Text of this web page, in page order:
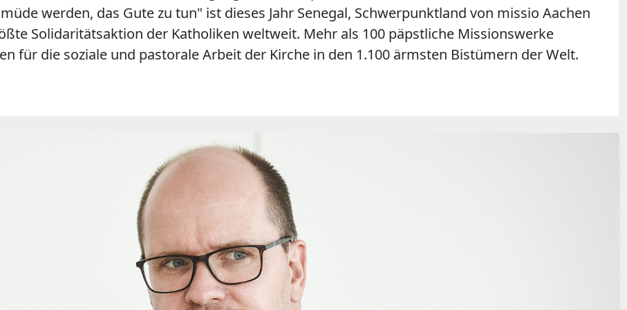
werden, das Gute zu tun" ist dieses Jahr Senegal, Schwerpunktland von missio Aachen
Solidaritätsaktion der Katholiken weltweit. Mehr als 100 päpstliche Missionswerke
für die soziale und pastorale Arbeit der Kirche in den 1.100 ärmsten Bistümern der Welt.